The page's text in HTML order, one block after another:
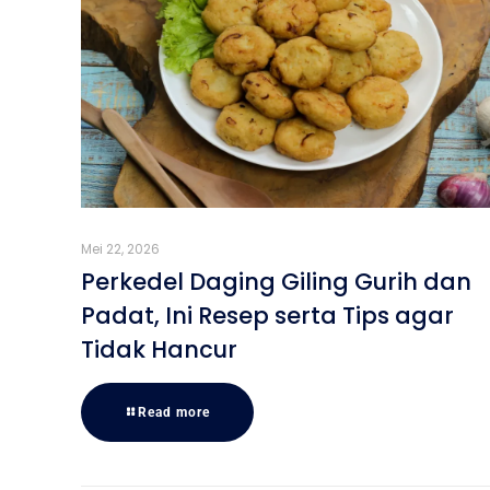
Mei 22, 2026
Perkedel Daging Giling Gurih dan
Padat, Ini Resep serta Tips agar
Tidak Hancur
Read more